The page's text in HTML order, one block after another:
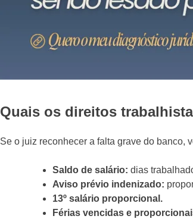
Quais os direitos
Se o juiz reconhecer a falta grave do banco,
Saldo de salário: dias
Aviso prévio indenizado:
13º salário proporcional.
Férias vencidas e